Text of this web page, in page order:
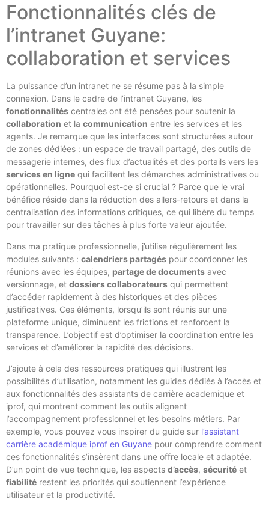
Fonctionnalités clés de
l’intranet Guyane:
collaboration et services
La puissance d’un intranet ne se résume pas à la simple
connexion. Dans le cadre de l’intranet Guyane, les
fonctionnalités centrales ont été pensées pour soutenir la
collaboration et la communication entre les services et les
agents. Je remarque que les interfaces sont structurées autour
de zones dédiées : un espace de travail partagé, des outils de
messagerie internes, des flux d’actualités et des portails vers les
services en ligne qui facilitent les démarches administratives ou
opérationnelles. Pourquoi est-ce si crucial ? Parce que le vrai
bénéfice réside dans la réduction des allers-retours et dans la
centralisation des informations critiques, ce qui libère du temps
pour travailler sur des tâches à plus forte valeur ajoutée.
Dans ma pratique professionnelle, j’utilise régulièrement les
modules suivants : calendriers partagés pour coordonner les
réunions avec les équipes, partage de documents avec
versionnage, et dossiers collaborateurs qui permettent
d’accéder rapidement à des historiques et des pièces
justificatives. Ces éléments, lorsqu’ils sont réunis sur une
plateforme unique, diminuent les frictions et renforcent la
transparence. L’objectif est d’optimiser la coordination entre les
services et d’améliorer la rapidité des décisions.
J’ajoute à cela des ressources pratiques qui illustrent les
possibilités d’utilisation, notamment les guides dédiés à l’accès et
aux fonctionnalités des assistants de carrière academique et
iprof, qui montrent comment les outils alignent
l’accompagnement professionnel et les besoins métiers. Par
exemple, vous pouvez vous inspirer du guide sur l’assistant
carrière académique iprof en Guyane pour comprendre comment
ces fonctionnalités s’insèrent dans une offre locale et adaptée.
D’un point de vue technique, les aspects d’accès, sécurité et
fiabilité restent les priorités qui soutiennent l’expérience
utilisateur et la productivité.